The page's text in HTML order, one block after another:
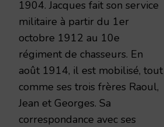
1904. Jacques fait son service
militaire à partir du 1er
octobre 1912 au 10e
régiment de chasseurs. En
août 1914, il est mobilisé, tout
comme ses trois frères Raoul,
Jean et Georges. Sa
correspondance avec ses